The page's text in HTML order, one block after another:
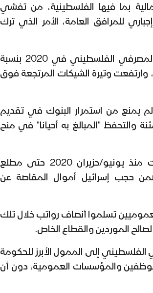
المالية بما فيها الفلسطينية، من تفشي
للمرافق العامة، الأمر الذي ترك
في فلسطين، تراجعت أرباح القطاع المصرفي الفلسطيني في 2020 بنسبة
89 مليون دولار، وارتفعت وتيرة الشيكات المرتجعة فوق
يمنع من استمرار البنوك في تقديم
والتحفظ "المبالغ به أحيانا" في منح
وتبع أزمة كورونا، أزمة مقاصة بدأت منذ يونيو/حزيران 2020 حتى مطلع
حجب إسرائيل أموال المقاصة عن
تسلموا أنصاف رواتب خلال تلك
الموردين والقطاع الخاص.
إلى الممول الأبرز للحكومة
الموظفين والمؤسسات العمومية، دون أن